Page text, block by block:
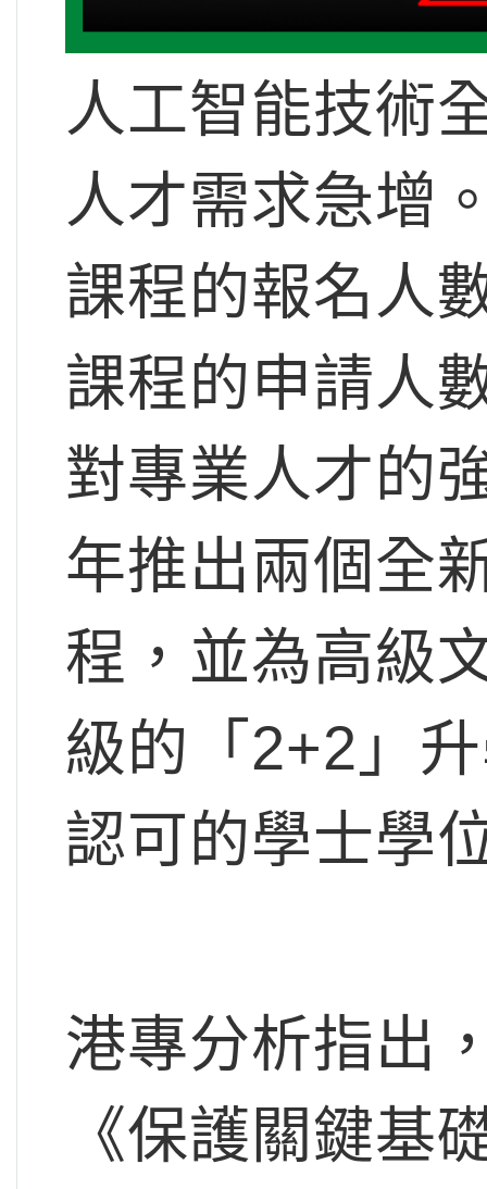
人工智能技術
人才需求急增
課程的報名人
課程的申請人
對專業人才的
年推出兩個全
程，並為高級
級的「2+2」
認可的學士學
港專分析指出
《保護關鍵基